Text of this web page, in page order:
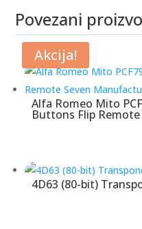
Povezani
Povezani
Akcija!
Alfa Romeo Mito
Buttons Flip
4D63 (80-bit)